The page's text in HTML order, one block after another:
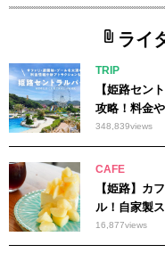
ライ
TRIP
【姫路セン
攻略！料金
348,839views
CAFE
【姫路】カ
ル！自家製
16,877views